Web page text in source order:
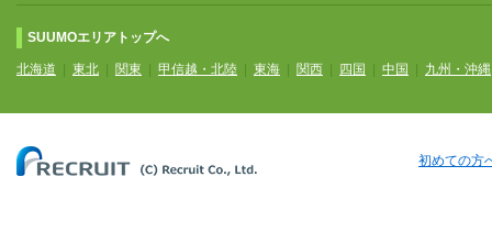
SUUMOエリアトップへ
北海道 東北 関東 甲信越・北陸 東海 関西 四国 中国 九州・沖縄
初めての方